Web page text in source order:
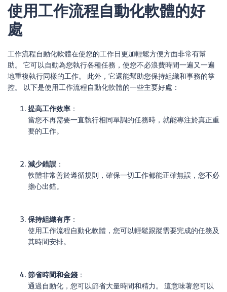
使用工作流程自動化軟體的好
處
工作流程自動化軟體在使您的工作日更加輕鬆方便方面非常有幫
助。 它可以自動為您執行各種任務，使您不必浪費時間一遍又一遍
地重複執行同樣的工作。 此外，它還能幫助您保持組織和事務的掌
控。 以下是使用工作流程自動化軟體的一些主要好處：
提高工作效率 ：
當您不再需要一直執行相同單調的任務時，就能專注於真正重
要的工作。
減少錯誤 ：
軟體非常善於遵循規則，確保一切工作都能正確無誤，您不必
擔心出錯。
保持組織有序 ：
使用工作流程自動化軟體，您可以輕鬆跟蹤需要完成的任務及
其時間安排。
節省時間和金錢 ：
通過自動化，您可以節省大量時間和精力。 這意味著您可以